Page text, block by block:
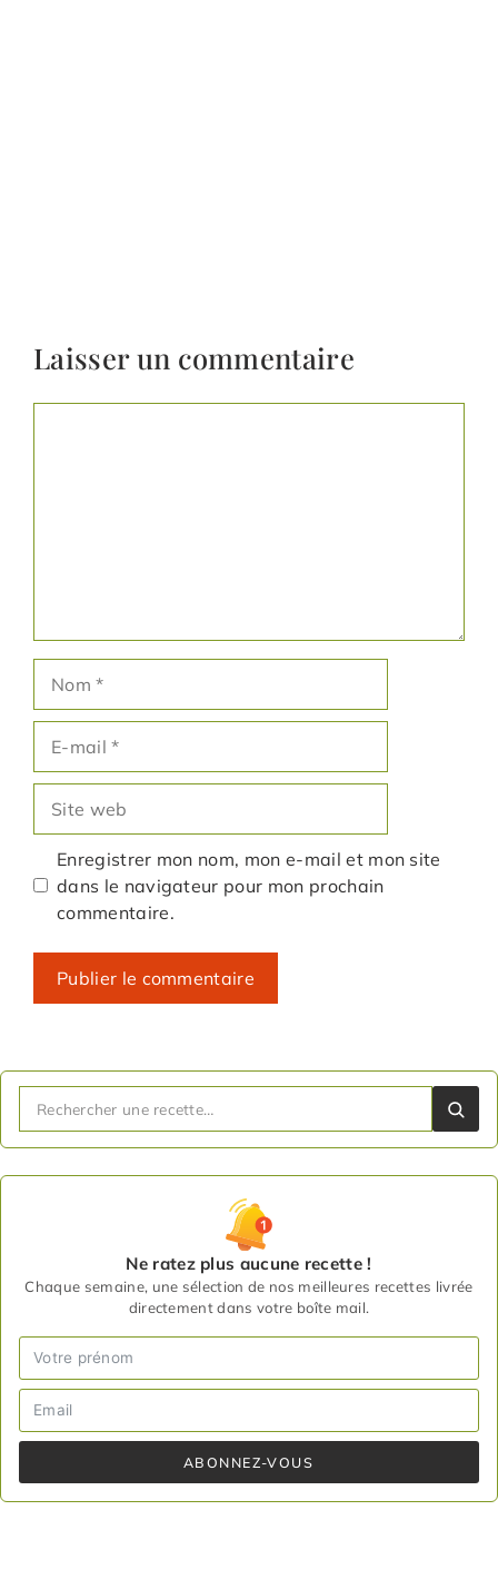
Laisser un commentaire
mail
web
Enregistrer mon nom, mon e-mail et mon site
dans le navigateur pour mon prochain
commentaire.
Ne ratez plus aucune recette !
Chaque semaine, une sélection de nos meilleures recettes livrée
directement dans votre boîte mail.
ABONNEZ-VOUS